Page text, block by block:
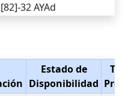
32 AYAd
Estado de
Disponibilidad